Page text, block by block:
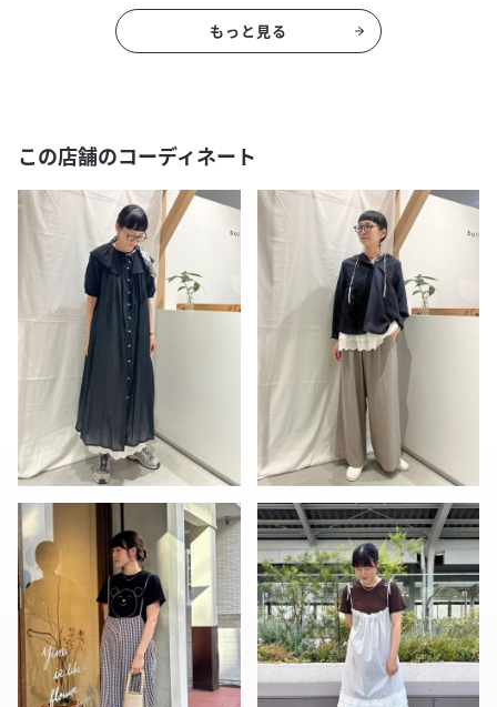
もっと見る
この店舗のコーディネート